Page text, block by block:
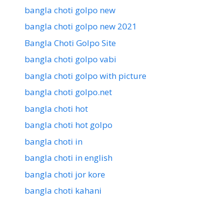
bangla choti golpo new
bangla choti golpo new 2021
Bangla Choti Golpo Site
bangla choti golpo vabi
bangla choti golpo with picture
bangla choti golpo.net
bangla choti hot
bangla choti hot golpo
bangla choti in
bangla choti in english
bangla choti jor kore
bangla choti kahani